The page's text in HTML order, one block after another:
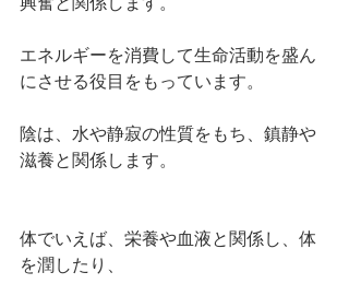
エネルギーを消費して生命活動を盛ん
にさせる役目をもっています。
陰は、水や静寂の性質をもち、鎮静や
滋養と関係します。
体でいえば、栄養や血液と関係し、体
を潤したり、